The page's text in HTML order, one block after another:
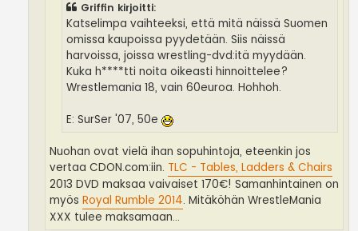
Griffin kirjoitti:
Katselimpa vaihteeksi, että mitä näissä Suomen
omissa kaupoissa pyydetään. Siis näissä
harvoissa, joissa wrestling-dvd:itä myydään.
Kuka h****tti noita oikeasti hinnoittelee?
Wrestlemania 18, vain 60euroa. Hohhoh.
E: SurSer '07, 50e
Nuohan ovat vielä ihan sopuhintoja, eteenkin jos
vertaa CDON.com:iin. TLC - Tables, Ladders & Chairs
2013 DVD maksaa vaivaiset 170€! Samanhintainen on
myös Royal Rumble 2014. Mitäköhän WrestleMania
XXX tulee maksamaan...